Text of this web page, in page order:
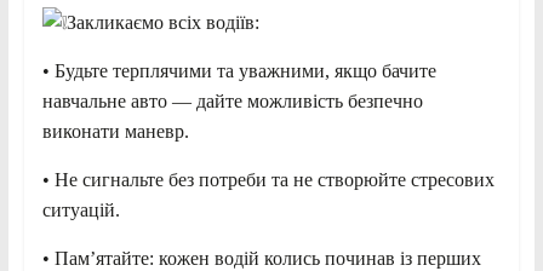
Закликаємо всіх водіїв:
• Будьте терплячими та уважними, якщо бачите
навчальне авто — дайте можливість безпечно
виконати маневр.
• Не сигнальте без потреби та не створюйте стресових
ситуацій.
• Пам’ятайте: кожен водій колись починав із перших